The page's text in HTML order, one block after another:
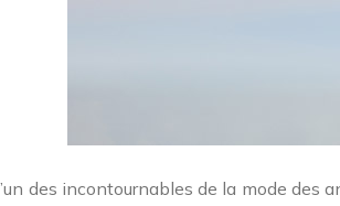
des incontournables de la mode